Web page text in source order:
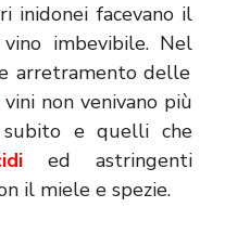
inidonei facevano il
imbevibile. Nel
arretramento delle
vini non venivano più
subito e quelli che
ed astringenti
il miele e spezie.